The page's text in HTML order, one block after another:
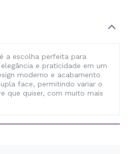
a escolha perfeita para
e praticidade em um
moderno e acabamento
face, permitindo variar o
que quiser, com muito mais